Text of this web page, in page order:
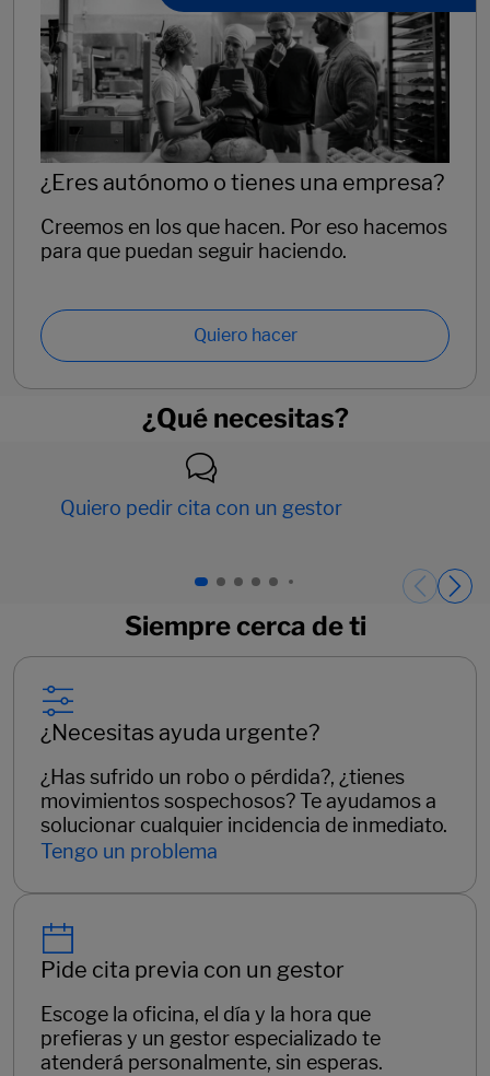
¿Eres autónomo o tienes una empresa?
Creemos en los que hacen. Por eso hacemos
para que puedan seguir haciendo.
Quiero hacer
¿Qué necesitas?
Quiero pedir cita con un gestor
Siempre cerca de ti
¿Necesitas ayuda urgente?
¿Has sufrido un robo o pérdida?, ¿tienes
movimientos sospechosos? Te ayudamos a
solucionar cualquier incidencia de inmediato.
Tengo un problema
Pide cita previa con un gestor
Escoge la oficina, el día y la hora que
prefieras y un gestor especializado te
atenderá personalmente, sin esperas.